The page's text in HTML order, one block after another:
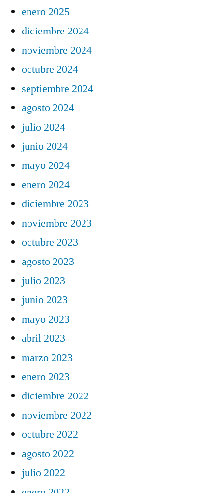
enero 2025
diciembre 2024
noviembre 2024
octubre 2024
septiembre 2024
agosto 2024
julio 2024
junio 2024
mayo 2024
enero 2024
diciembre 2023
noviembre 2023
octubre 2023
agosto 2023
julio 2023
junio 2023
mayo 2023
abril 2023
marzo 2023
enero 2023
diciembre 2022
noviembre 2022
octubre 2022
agosto 2022
julio 2022